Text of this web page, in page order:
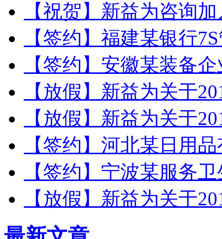
【祝贺】新益为咨询
【签约】福建某银行
【签约】安徽某装备
【放假】新益为关于
【放假】新益为关于
【签约】河北某日用
【签约】宁波某服务
【放假】新益为关于